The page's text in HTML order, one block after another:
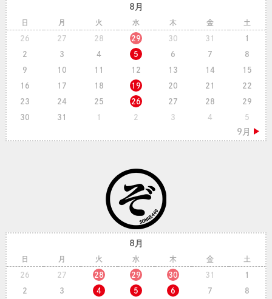
8月
日 月 火 水 木 金 土
26 27 28 29 30 31 1
2 3 4 5 6 7 8
9 10 11 12 13 14 15
16 17 18 19 20 21 22
23 24 25 26 27 28 29
30 31 1 2 3 4 5
8月
日 月 火 水 木 金 土
26 27 28 29 30 31 1
2 3 4 5 6 7 8